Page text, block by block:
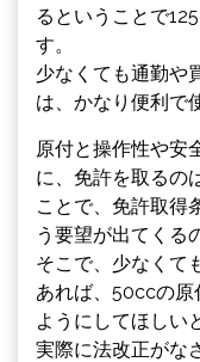
るということで
す。
少なくても通勤や
は、かなり便利で
原付と操作性や安
に、免許を取るの
ことで、免許取得
う要望が出てくる
そこで、少なくて
あれば、50ccの原
ようにしてほしい
実際に法改正がな